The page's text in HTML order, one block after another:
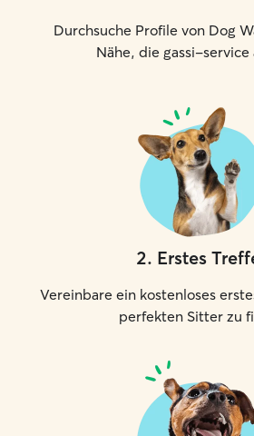
Durchsuche Profile von Dog
Nähe, die gassi-
2. Erstes
Vereinbare ein kostenloses
perfekten Sitter zu